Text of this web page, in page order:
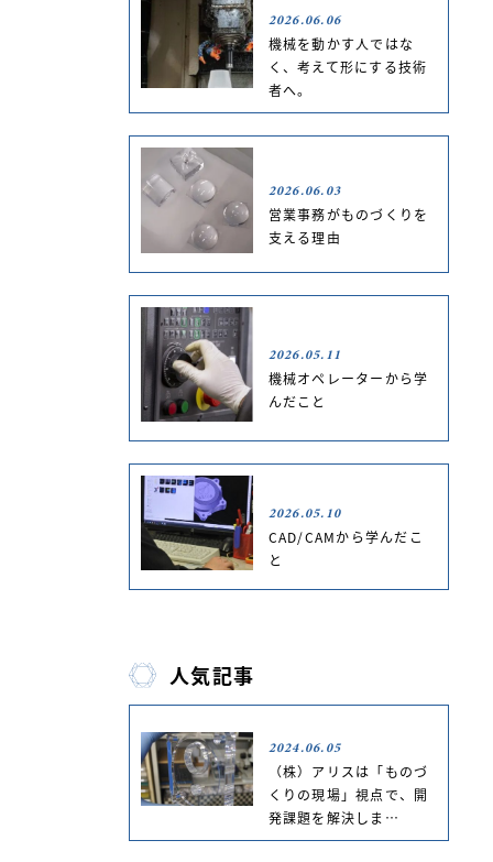
2026.06.06
機械を動かす人ではな
く、考えて形にする技術
者へ。
2026.06.03
営業事務がものづくりを
支える理由
2026.05.11
機械オペレーターから学
んだこと
2026.05.10
CAD/CAMから学んだこ
と
人気記事
2024.06.05
（株）アリスは「ものづ
くりの現場」視点で、開
発課題を解決しま…